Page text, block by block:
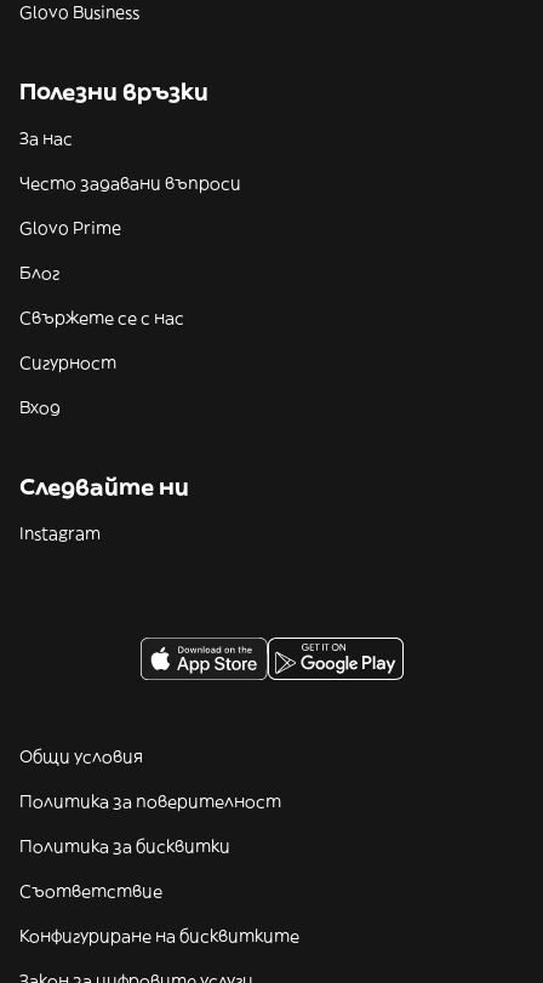
Glovo Business
Полезни връзки
За нас
Често задавани въпроси
Glovo Prime
Блог
Свържете се с нас
Сигурност
Вход
Следвайте ни
Instagram
Общи условия
Политика за поверителност
Политика за бисквитки
Съответствие
Конфигуриране на бисквитките